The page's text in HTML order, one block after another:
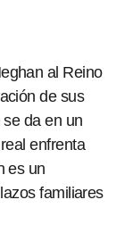
al Reino
de sus
da en un
enfrenta
es un
familiares